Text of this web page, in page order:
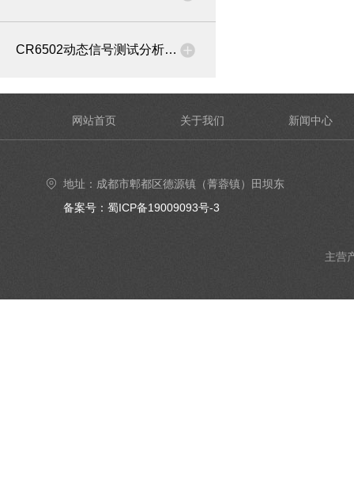
CR6502动态信号测试分析系统
网站首页 关于我们 新闻中心
地址：成都市郫都区德源镇（菁蓉镇）田坝东
街6号4楼402号室
备案号：蜀ICP备19009093号-3
主营